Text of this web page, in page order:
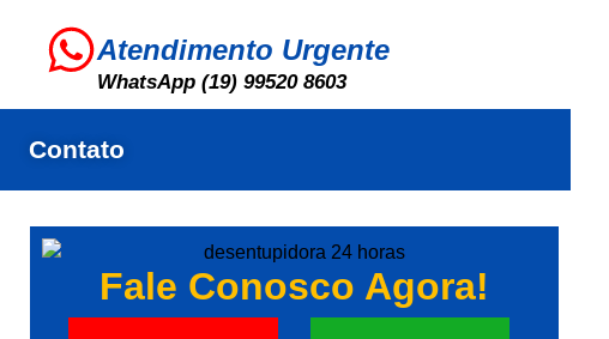
Atendimento Urgente
WhatsApp (19) 99520 8603
Contato
Fale Conosco Agora!